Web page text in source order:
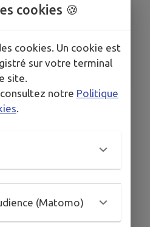
Carnot
jointe
jointe
cookies 🍪
cookies. Un cookie est
sur votre terminal
site.
notre Politique
(Matomo)